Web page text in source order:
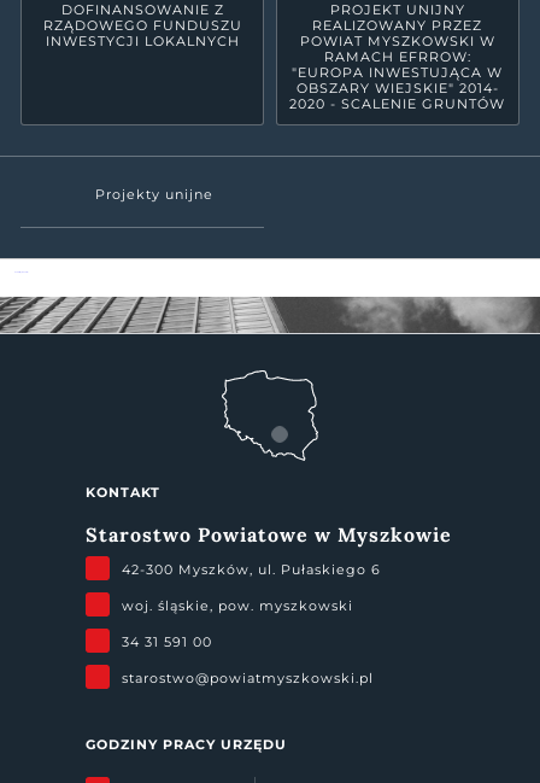
DOFINANSOWANIE Z
RZĄDOWEGO FUNDUSZU
INWESTYCJI LOKALNYCH
PROJEKT UNIJNY
REALIZOWANY PRZEZ
POWIAT MYSZKOWSKI W
RAMACH EFRROW:
"EUROPA INWESTUJĄCA W
OBSZARY WIEJSKIE" 2014-
2020 - SCALENIE GRUNTÓW
Projekty unijne
KONTAKT
Starostwo Powiatowe w Myszkowie
42-300 Myszków, ul. Pułaskiego 6
woj. śląskie, pow. myszkowski
34 31 591 00
starostwo@powiatmyszkowski.pl
GODZINY PRACY URZĘDU